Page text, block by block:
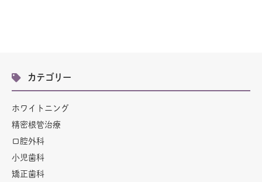
カテゴリー
ホワイトニング
精密根管治療
口腔外科
小児歯科
矯正歯科